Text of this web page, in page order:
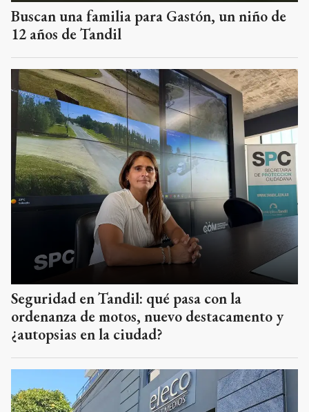
Buscan una familia para Gastón, un niño de
12 años de Tandil
Seguridad en Tandil: qué pasa con la
ordenanza de motos, nuevo destacamento y
¿autopsias en la ciudad?